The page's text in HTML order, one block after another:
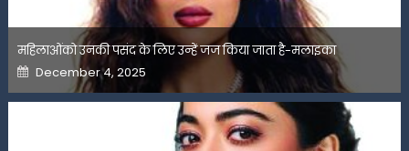
महिलाओंको उनकी पसंद के लिए उन्हें जज किया जाता है-मलाइका
Posted
on
December 4, 2025